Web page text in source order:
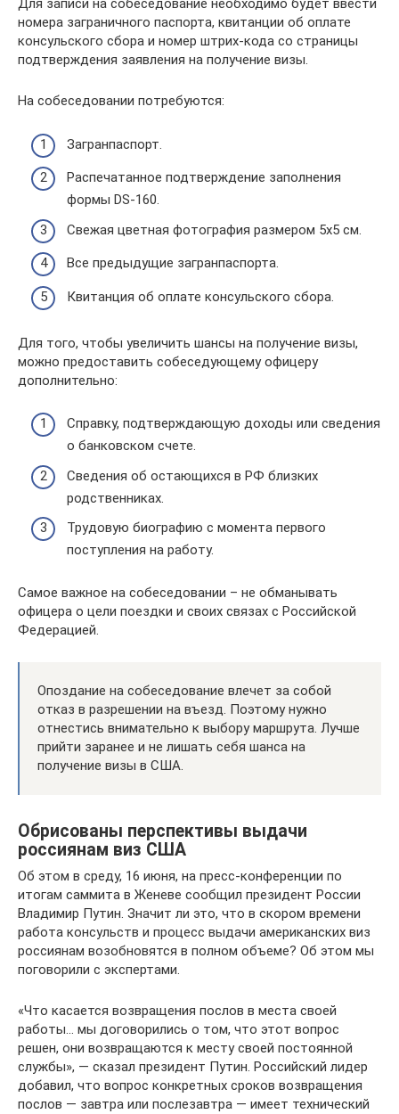
Для записи на собеседование необходимо будет ввести
номера заграничного паспорта, квитанции об оплате
консульского сбора и номер штрих-кода со страницы
подтверждения заявления на получение визы.
На собеседовании потребуются:
Загранпаспорт.
Распечатанное подтверждение заполнения
формы DS-160.
Свежая цветная фотография размером 5х5 см.
Все предыдущие загранпаспорта.
Квитанция об оплате консульского сбора.
Для того, чтобы увеличить шансы на получение визы,
можно предоставить собеседующему офицеру
дополнительно:
Справку, подтверждающую доходы или сведения
о банковском счете.
Сведения об остающихся в РФ близких
родственниках.
Трудовую биографию с момента первого
поступления на работу.
Самое важное на собеседовании – не обманывать
офицера о цели поездки и своих связах с Российской
Федерацией.
Опоздание на собеседование влечет за собой
отказ в разрешении на въезд. Поэтому нужно
отнестись внимательно к выбору маршрута. Лучше
прийти заранее и не лишать себя шанса на
получение визы в США.
Обрисованы перспективы выдачи
россиянам виз США
Об этом в среду, 16 июня, на пресс-конференции по
итогам саммита в Женеве сообщил президент России
Владимир Путин. Значит ли это, что в скором времени
работа консульств и процесс выдачи американских виз
россиянам возобновятся в полном объеме? Об этом мы
поговорили с экспертами.
«Что касается возвращения послов в места своей
работы… мы договорились о том, что этот вопрос
решен, они возвращаются к месту своей постоянной
службы», — сказал президент Путин. Российский лидер
добавил, что вопрос конкретных сроков возвращения
послов — завтра или послезавтра — имеет технический